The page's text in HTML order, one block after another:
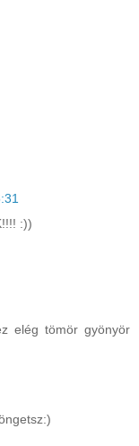
:))
elég tömör gyönyör